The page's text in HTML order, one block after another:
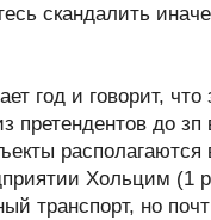
скандалить
год и говорит, что
претендентов до
Хольцим (1
транспорт, но